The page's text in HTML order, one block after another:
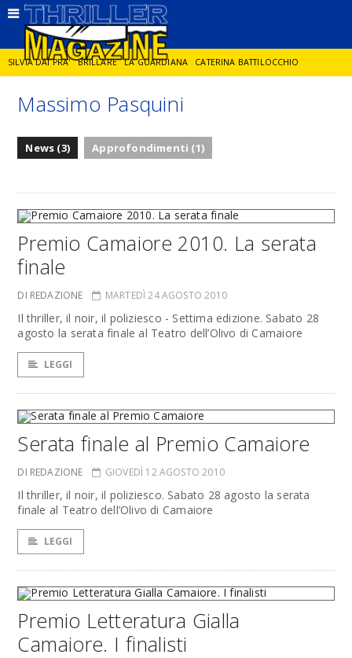
SILVIA DAI PRA' BRILLARE LA GUARDIANA CATERINA BATTILOCCHIO
JORGE DIAZ LA SPIA DELITTO IN CORNICE
Massimo Pasquini
News (3) Approfondimenti (1)
Premio Camaiore 2010. La serata
finale
DI REDAZIONE MARTEDÌ 24 AGOSTO 2010
Il thriller, il noir, il poliziesco - Settima edizione. Sabato 28
agosto la serata finale al Teatro dell’Olivo di Camaiore
LEGGI
Serata finale al Premio Camaiore
DI REDAZIONE GIOVEDÌ 12 AGOSTO 2010
Il thriller, il noir, il poliziesco. Sabato 28 agosto la serata
finale al Teatro dell’Olivo di Camaiore
LEGGI
Premio Letteratura Gialla
Camaiore. I finalisti